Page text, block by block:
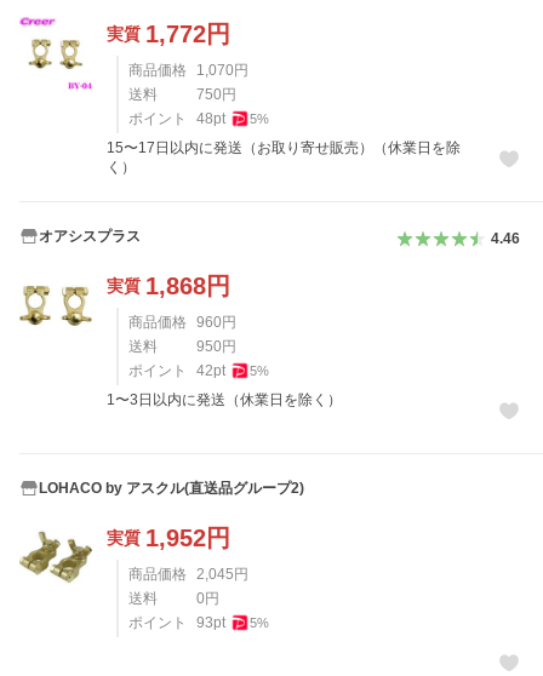
実質 1,772円
商品価格 1,070 円
送料
750 円
ポイント
48pt 5%
15〜17日以内に発送（お取り寄せ販売）（休業日を除
く）
オアシスプラス 4.46
実質 1,868円
商品価格 960 円
送料
950 円
ポイント
42pt 5%
1〜3日以内に発送（休業日を除く）
LOHACO by アスクル(直送品グループ2)
実質 1,952円
商品価格 2,045 円
送料
0 円
ポイント
93pt 5%